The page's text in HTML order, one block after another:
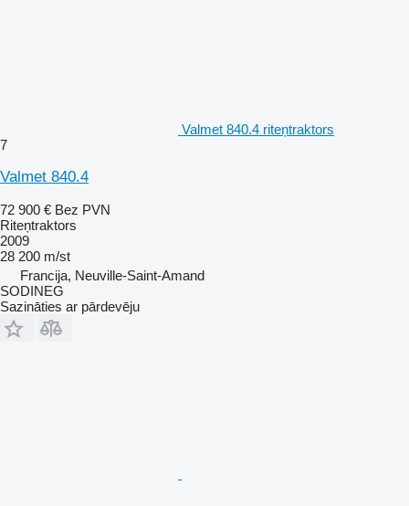
Valmet 840.4 riteņtraktors
7
Valmet 840.4
72 900 € Bez PVN
Riteņtraktors
2009
28 200 m/st
Francija, Neuville-Saint-Amand
SODINEG
Sazināties ar pārdevēju